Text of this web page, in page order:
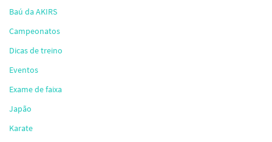
Baú da AKIRS
Campeonatos
Dicas de treino
Eventos
Exame de faixa
Japão
Karate